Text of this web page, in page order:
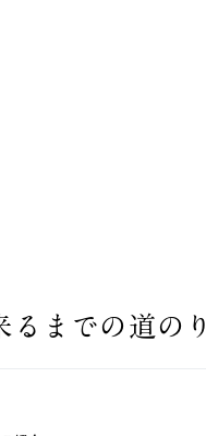
までの道のり